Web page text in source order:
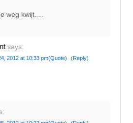
weg kwijt….
says:
2012 at 10:33 pm(Quote) (Reply)